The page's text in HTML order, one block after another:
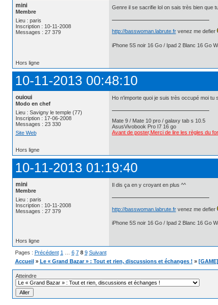
mini
Membre
Lieu : paris
Inscription : 10-11-2008
Messages : 27 379
Genre il se sacrifie lol on sais très bien que
http://basswoman.labrute.frvenez me defier
iPhone 5S noir 16 Go / Ipad 2 Blanc 16 Go
Hors ligne
10-11-2013 00:48:10
ouioui
Modo en chef
Lieu : Savigny le temple (77)
Inscription : 17-06-2008
Messages : 23 330
Site Web
Ho n'importe quoi je suis très occupé moi tu
Mate 9 / Mate 10 pro / galaxy tab s 10.5
AsusVivobook Pro I7 16 go
Avant de poster,Merci de lire les règles du
Hors ligne
10-11-2013 01:19:40
mini
Membre
Lieu : paris
Inscription : 10-11-2008
Messages : 27 379
Il dis ça en y croyant en plus ^^
http://basswoman.labrute.frvenez me defier
iPhone 5S noir 16 Go / Ipad 2 Blanc 16 Go
Hors ligne
Pages : Précédent 1 6 7 8 9 Suivant
Accueil » Le « Grand Bazar » : Tout et rien, discussions et échanges ! »
Atteindre